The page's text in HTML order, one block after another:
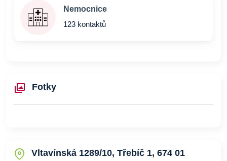
Nemocnice
123 kontaktů
Fotky
Vltavínská 1289/10, Třebíč 1, 674 01